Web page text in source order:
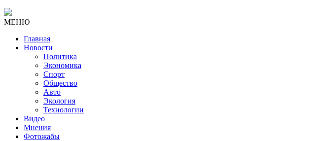
МЕНЮ
Главная
Новости
Политика
Экономика
Спорт
Общество
Авто
Экология
Технологии
Видео
Мнения
Фотожабы